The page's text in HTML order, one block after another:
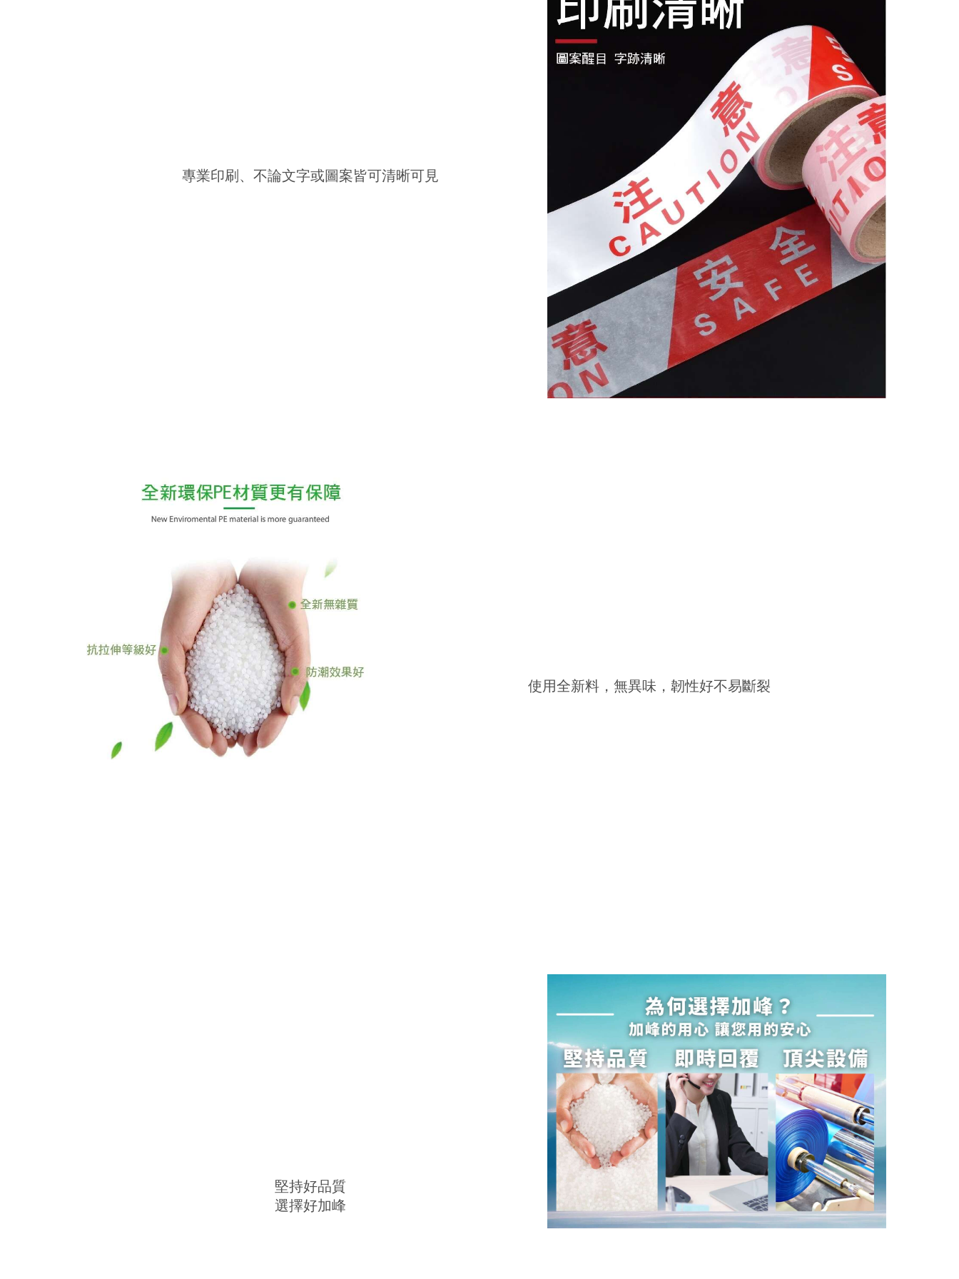
專業印刷、不論文字或圖案皆可清晰可見
使用全新料，無異味，韌性好不易斷裂
堅持好品質
選擇好加峰